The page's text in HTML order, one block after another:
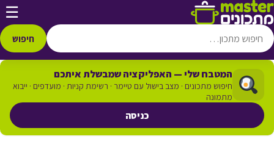
דלג לתוכן ☰
חיפוש
המטבח שלי — האפליקציה שמבשלת איתכם
חיפוש מתכונים · מצב בישול עם טיימר · רשימת קניות · מועדפים · ייבוא
מתמונה
כניסה